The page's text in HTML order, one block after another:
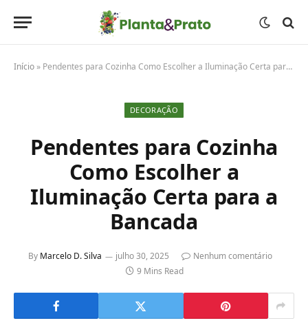
Início » Pendentes para Cozinha Como Escolher a Iluminação Certa para a Bancada
DECORAÇÃO
Pendentes para Cozinha
Como Escolher a
Iluminação Certa para a
Bancada
By Marcelo D. Silva julho 30, 2025
Nenhum comentário
9 Mins Read